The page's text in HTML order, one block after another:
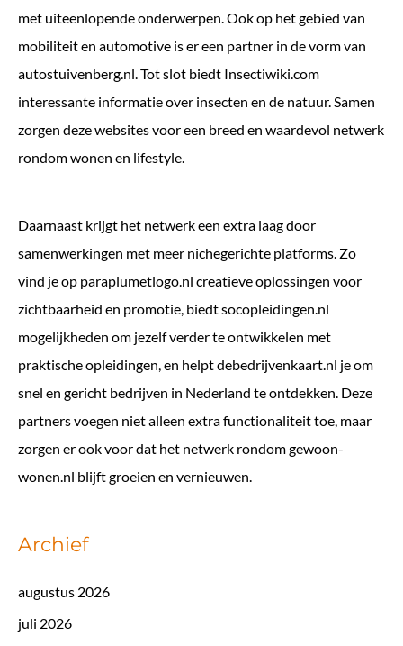
met uiteenlopende onderwerpen. Ook op het gebied van
mobiliteit en automotive is er een partner in de vorm van
autostuivenberg.nl. Tot slot biedt Insectiwiki.com
interessante informatie over insecten en de natuur. Samen
zorgen deze websites voor een breed en waardevol netwerk
rondom wonen en lifestyle.
Daarnaast krijgt het netwerk een extra laag door
samenwerkingen met meer nichegerichte platforms. Zo
vind je op paraplumetlogo.nl creatieve oplossingen voor
zichtbaarheid en promotie, biedtsocopleidingen.nl
mogelijkheden om jezelf verder te ontwikkelen met
praktische opleidingen, en helptdebedrijvenkaart.nl je om
snel en gericht bedrijven in Nederland te ontdekken. Deze
partners voegen niet alleen extra functionaliteit toe, maar
zorgen er ook voor dat het netwerk rondom gewoon-
wonen.nl blijft groeien en vernieuwen.
Archief
augustus 2026
juli 2026